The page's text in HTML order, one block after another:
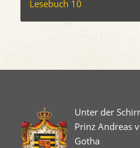
Lesebuch 10
Unter der
Prinz Andreas
Gotha